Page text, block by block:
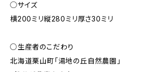
◯サイズ
横200ミリ縦280ミリ厚さ30ミリ
○生産者のこだわり
北海道栗山町「湯地の丘自然農園」